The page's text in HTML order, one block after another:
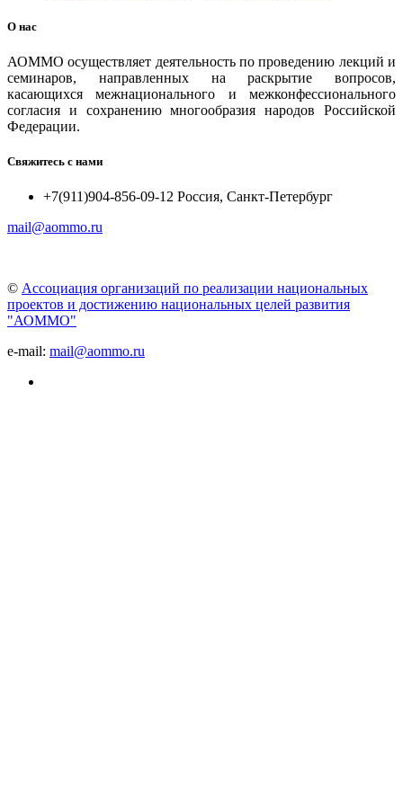
О нас
АОММО осуществляет деятельность по проведению лекций и
семинаров, направленных на раскрытие вопросов,
касающихся межнационального и межконфессионального
согласия и сохранению многообразия народов Российской
Федерации.
Свяжитесь с нами
+7(911)904-856-09-12 Россия, Санкт-Петербург
mail@aommo.ru
© Ассоциация организаций по реализации национальных
проектов и достижению национальных целей развития
"АОММО"
e-mail: mail@aommo.ru